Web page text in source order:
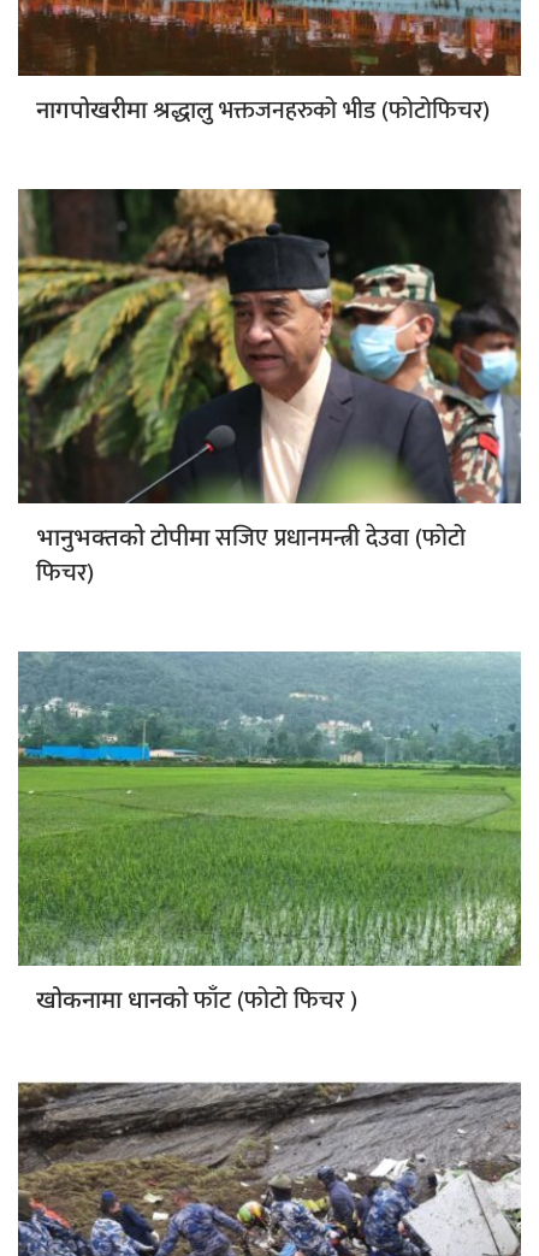
नागपोखरीमा श्रद्धालुभक्तजनहरुको भीड (फोटोफिचर)
भानुभक्तको टोपीमासजिए प्रधानमन्त्री देउवा (फोटो
फिचर)
खोकनामा धानकोफाँट (फोटो फिचर )